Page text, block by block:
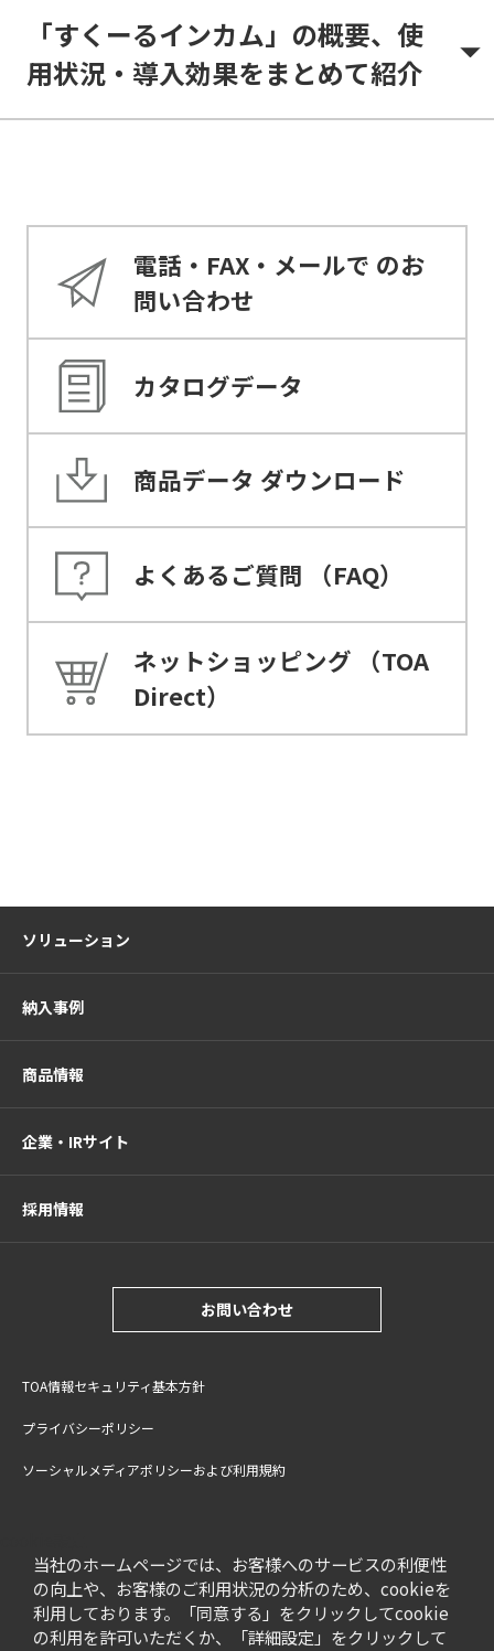
当社のホームページでは、お客様へのサービスの利便性
の向上や、お客様のご利用状況の分析のため、cookieを
利用しております。「同意する」をクリックしてcookie
の利用を許可いただくか、「詳細設定」をクリックして
「すくーるインカム」の概要、使
用状況・導入効果をまとめて紹介
電話・FAX・メールで のお
問い合わせ
カタログデータ
商品データ ダウンロード
よくあるご質問 （FAQ）
ネットショッピング （TOA
Direct）
ソリューション
納入事例
商品情報
企業・IRサイト
採用情報
お問い合わせ
TOA情報セキュリティ基本方針
プライバシーポリシー
ソーシャルメディアポリシーおよび利用規約
特定商取引法に基づく表記